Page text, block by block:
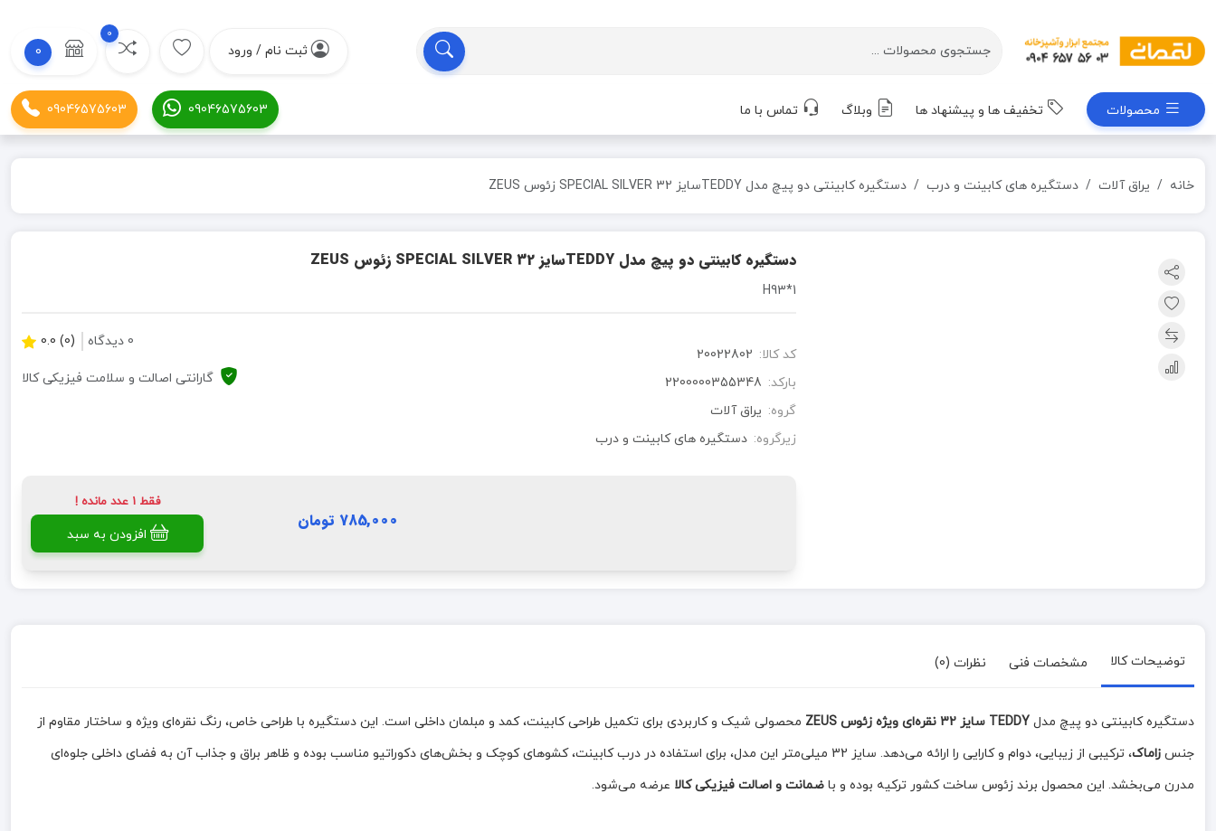
ثبت نام / ورود
0
0
محصولات تخفیف ها و پیشنهاد ها وبلاگ تماس با ما 09046575603
09046575603
خانه یراق آلات دستگیره های کابینت و درب دستگیره کابینتی دو پیچ مدل TEDDYسایز 32 SPECIAL SILVER زئوس ZEUS
دستگیره کابینتی دو پیچ مدل TEDDYسایز 32 SPECIAL SILVER زئوس ZEUS
1*H93
کد کالا: 20022802
بارکد: 2200000355348
گروه: یراق آلات
زیرگروه: دستگیره های کابینت و درب
0 دیدگاه (0) 0.0
گارانتی اصالت و سلامت فیزیکی کالا
785,000 تومان
فقط 1 عدد مانده !
افزودن به سبد
توضیحات کالا مشخصات فنی نظرات (0)
دستگیره کابینتی دو پیچ مدل TEDDY سایز 32 نقره‌ای ویژه زئوس ZEUS
محصولی شیک و کاربردی برای تکمیل طراحی کابینت، کمد و مبلمان داخلی است. این دستگیره با طراحی خاص، رنگ نقره‌ای ویژه و ساختار مقاوم از
جنس زاماک
، ترکیبی از زیبایی، دوام و کارایی را ارائه می‌دهد. سایز 32 میلی‌متر این مدل، برای استفاده در درب کابینت، کشوهای کوچک و بخش‌های دکوراتیو مناسب بوده و ظاهر براق و جذاب آن به فضای داخلی جلوه‌ای
مدرن می‌بخشد. این محصول برند زئوس ساخت کشور ترکیه بوده و با ضمانت و اصالت فیزیکی کالا عرضه می‌شود.